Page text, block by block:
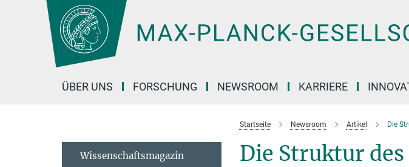
Hauptinhalt
ÜBER UNS FORSCHUNG NEWSROOM KARRIERE
Startseite Newsroom Artikel Die
Die Struktur
Wissenschaftsmagazin